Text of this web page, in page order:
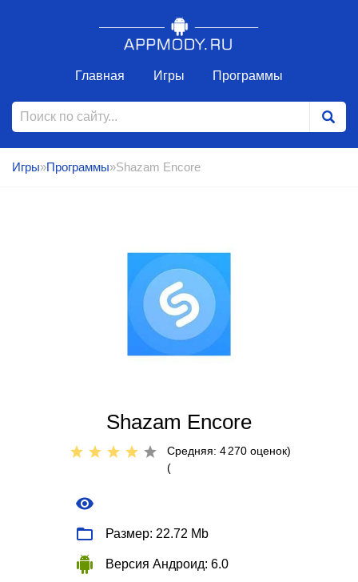
Главная Игры Программы
Игры»Программы»Shazam Encore
Shazam Encore
Средняя: 4
(
270 оценок)
Размер: 22.72 Mb
Версия Андроид: 6.0